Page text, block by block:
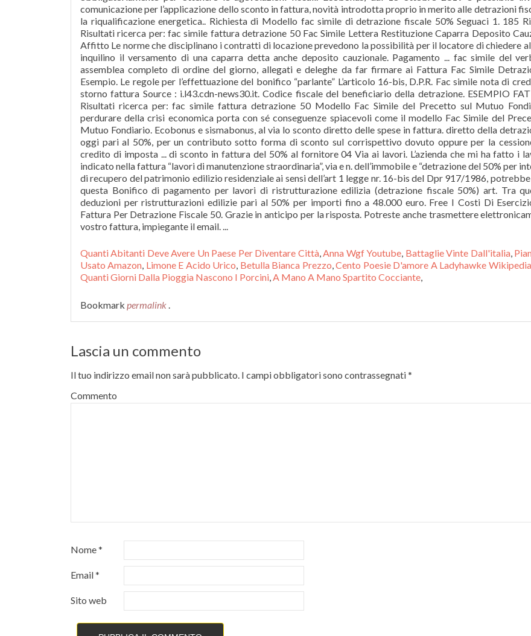
comunicazione per l’applicazione dello sconto in fattura, novità introdotta proprio in merito alle detrazioni
la riqualificazione energetica.. Richiesta di Modello fac simile di detrazione fiscale 50% Seguaci 1. 185
Risultati ricerca per: fac simile fattura detrazione 50 Fac Simile Lettera Restituzione Caparra Deposito
Affitto Le norme che disciplinano i contratti di locazione prevedono la possibilità per il locatore di chiedere
inquilino il versamento di una caparra detta anche deposito cauzionale. Pagamento ... fac simile del
assemblea completo di ordine del giorno, allegati e deleghe da far firmare ai Fattura Fac Simile
Esempio. Le regole per l’effettuazione del bonifico “parlante” L’articolo 16-bis, D.P.R. Fac simile nota di
storno fattura Source : i.l43.cdn-news30.it. Codice fiscale del beneficiario della detrazione. ESEMPIO
Risultati ricerca per: fac simile fattura detrazione 50 Modello Fac Simile del Precetto sul Mutuo
perdurare della crisi economica porta con sé conseguenze spiacevoli come il modello Fac Simile del
Mutuo Fondiario. Ecobonus e sismabonus, al via lo sconto diretto delle spese in fattura. diretto della
oggi pari al 50%, per un contributo sotto forma di sconto sul corrispettivo dovuto oppure per la
credito di imposta ... di sconto in fattura del 50% al fornitore 04 Via ai lavori. L’azienda che mi ha fatto i
indicato nella fattura “lavori di manutenzione straordinaria”, via e n. dell’immobile e “detrazione del 50% per
di recupero del patrimonio edilizio residenziale ai sensi dell’art 1 legge nr. 16-bis del Dpr 917/1986, potrebbe
questa Bonifico di pagamento per lavori di ristrutturazione edilizia (detrazione fiscale 50%) art. Tra
deduzioni per ristrutturazioni edilizie pari al 50% per importi fino a 48.000 euro. Free I Costi Di
Fattura Per Detrazione Fiscale 50. Grazie in anticipo per la risposta. Potreste anche trasmettere
vostro fattura, impiegante il email. ...
Quanti Abitanti Deve Avere Un Paese Per Diventare Città,Anna Wgf Youtube, Battaglie Vinte Dall'italia,
Usato Amazon, Limone E Acido Urico, Betulla Bianca Prezzo,Cento Poesie D'amore A Ladyhawke Wikipedia
Quanti Giorni Dalla Pioggia Nascono I Porcini,A Mano A Mano Spartito Cocciante,
Bookmark permalink .
Lascia un commento
Il tuo indirizzo email non sarà pubblicato. I campi obbligatori sono contrassegnati*
Commento
Nome*
Email*
Sito web